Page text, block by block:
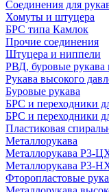
Соединения для
Хомуты и штуцера
БРС типа Камлок
Прочие соединения
Штуцера и ниппели
РВД, буровые
Рукава высокого
Буровые рукава
БРС и переходники
БРС и переходники
Пластиковая
Металлорукава
Металлорукава Р3-
Металлорукава Р3-
Фторопластовые